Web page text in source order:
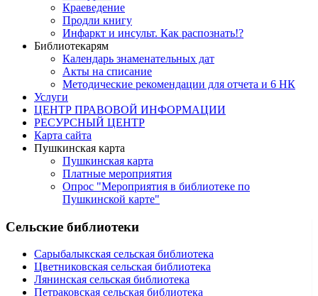
Краеведение
Продли книгу
Инфаркт и инсульт. Как распознать!?
Библиотекарям
Календарь знаменательных дат
Акты на списание
Методические рекомендации для отчета и 6 НК
Услуги
ЦЕНТР ПРАВОВОЙ ИНФОРМАЦИИ
РЕСУРСНЫЙ ЦЕНТР
Карта сайта
Пушкинская карта
Пушкинская карта
Платные мероприятия
Опрос "Мероприятия в библиотеке по
Пушкинской карте"
Сельские библиотеки
Сарыбалыкская сельская библиотека
Цветниковская сельская библиотека
Лянинская сельская библиотека
Петраковская сельская библиотека